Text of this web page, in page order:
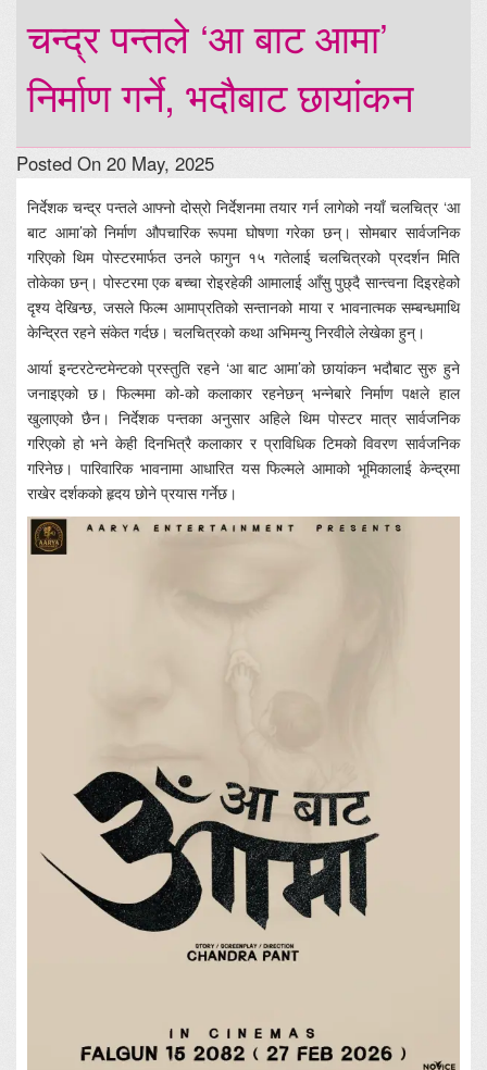
चन्द्र पन्तले ‘आ बाट आमा’
निर्माण गर्ने, भदौबाट छायांकन
Posted On 20 May, 2025
निर्देशक चन्द्र पन्तले आफ्नो दोस्रो निर्देशनमा तयार गर्न लागेको नयाँ चलचित्र ‘आ
बाट आमा’को निर्माण औपचारिक रूपमा घोषणा गरेका छन्। सोमबार सार्वजनिक
गरिएको थिम पोस्टरमार्फत उनले फागुन १५ गतेलाई चलचित्रको प्रदर्शन मिति
तोकेका छन्। पोस्टरमा एक बच्चा रोइरहेकी आमालाई आँसु पुछ्दै सान्त्वना दिइरहेको
दृश्य देखिन्छ, जसले फिल्म आमाप्रतिको सन्तानको माया र भावनात्मक सम्बन्धमाथि
केन्द्रित रहने संकेत गर्दछ। चलचित्रको कथा अभिमन्यु निरवीले लेखेका हुन्।
आर्या इन्टरटेन्टमेन्टको प्रस्तुति रहने ‘आ बाट आमा’को छायांकन भदौबाट सुरु हुने
जनाइएको छ। फिल्ममा को-को कलाकार रहनेछन् भन्नेबारे निर्माण पक्षले हाल
खुलाएको छैन। निर्देशक पन्तका अनुसार अहिले थिम पोस्टर मात्र सार्वजनिक
गरिएको हो भने केही दिनभित्रै कलाकार र प्राविधिक टिमको विवरण सार्वजनिक
गरिनेछ। पारिवारिक भावनामा आधारित यस फिल्मले आमाको भूमिकालाई केन्द्रमा
राखेर दर्शकको हृदय छोने प्रयास गर्नेछ।